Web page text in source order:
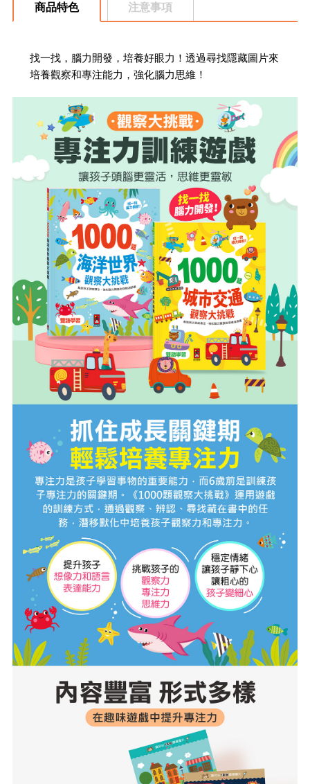
商品特色 注意事項
找一找，腦力開發，培養好眼力！透過尋找隱藏圖片來
培養觀察和專注能力，強化腦力思維！